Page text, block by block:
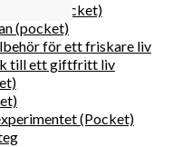
i solen (pocket)
(pocket)
för ett friskare liv
till ett giftfritt liv
(Pocket)